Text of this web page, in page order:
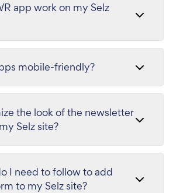
app work on my Selz
mobile-friendly?
the look of the newsletter
Selz site?
I need to follow to add
to my Selz site?